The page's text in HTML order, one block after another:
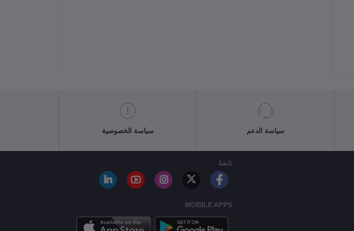
سياسة الدعم سياسة الخصوصية
تابعنا
MOBILE APPS